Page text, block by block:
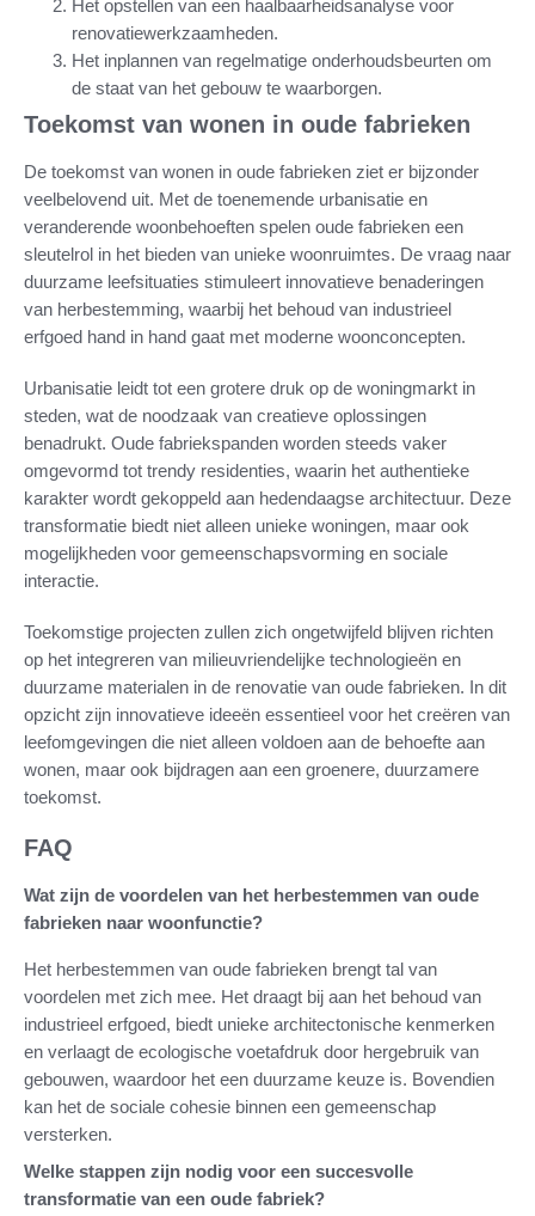
Het opstellen van een haalbaarheidsanalyse voor
renovatiewerkzaamheden.
Het inplannen van regelmatige onderhoudsbeurten om
de staat van het gebouw te waarborgen.
Toekomst van wonen in oude fabrieken
De toekomst van wonen in oude fabrieken ziet er bijzonder
veelbelovend uit. Met de toenemende urbanisatie en
veranderende woonbehoeften spelen oude fabrieken een
sleutelrol in het bieden van unieke woonruimtes. De vraag naar
duurzame leefsituaties stimuleert innovatieve benaderingen
van herbestemming, waarbij het behoud van industrieel
erfgoed hand in hand gaat met moderne woonconcepten.
Urbanisatie leidt tot een grotere druk op de woningmarkt in
steden, wat de noodzaak van creatieve oplossingen
benadrukt. Oude fabriekspanden worden steeds vaker
omgevormd tot trendy residenties, waarin het authentieke
karakter wordt gekoppeld aan hedendaagse architectuur. Deze
transformatie biedt niet alleen unieke woningen, maar ook
mogelijkheden voor gemeenschapsvorming en sociale
interactie.
Toekomstige projecten zullen zich ongetwijfeld blijven richten
op het integreren van milieuvriendelijke technologieën en
duurzame materialen in de renovatie van oude fabrieken. In dit
opzicht zijn innovatieve ideeën essentieel voor het creëren van
leefomgevingen die niet alleen voldoen aan de behoefte aan
wonen, maar ook bijdragen aan een groenere, duurzamere
toekomst.
FAQ
Wat zijn de voordelen van het herbestemmen van oude
fabrieken naar woonfunctie?
Het herbestemmen van oude fabrieken brengt tal van
voordelen met zich mee. Het draagt bij aan het behoud van
industrieel erfgoed, biedt unieke architectonische kenmerken
en verlaagt de ecologische voetafdruk door hergebruik van
gebouwen, waardoor het een duurzame keuze is. Bovendien
kan het de sociale cohesie binnen een gemeenschap
versterken.
Welke stappen zijn nodig voor een succesvolle
transformatie van een oude fabriek?